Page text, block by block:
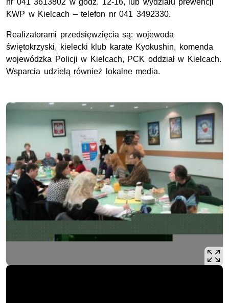
nr 041 3613802 w godz. 12-16, lub wydziału prewencji
KWP w Kielcach – telefon nr 041 3492330.
Realizatorami przedsięwzięcia są: wojewoda
świętokrzyski, kielecki klub karate Kyokushin, komenda
wojewódzka Policji w Kielcach, PCK oddział w Kielcach.
Wsparcia udzielą również lokalne media.